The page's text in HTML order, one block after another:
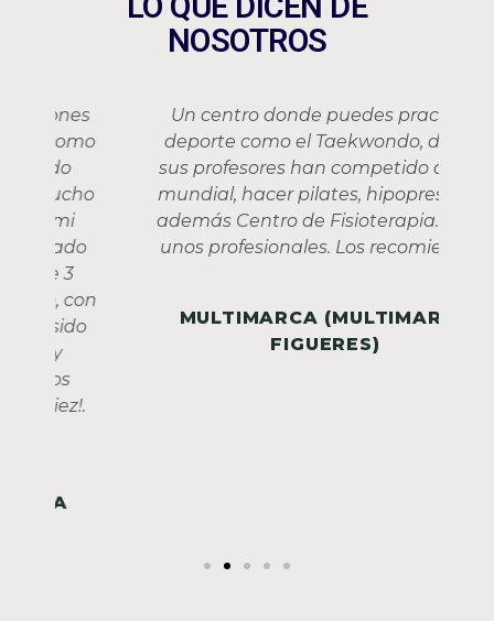
NOSOTROS
Un centro donde puedes practicar
deporte como el Taekwondo, donde
sus profesores han competido a nivel
mundial, hacer pilates, hipopresivos y
además Centro de Fisioterapia. Todos
unos profesionales. Los recomiendo!!!
MULTIMARCA (MULTIMARCA
FIGUERES)